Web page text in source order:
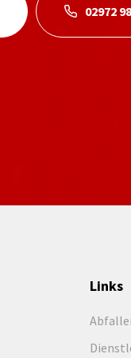
02972
Links